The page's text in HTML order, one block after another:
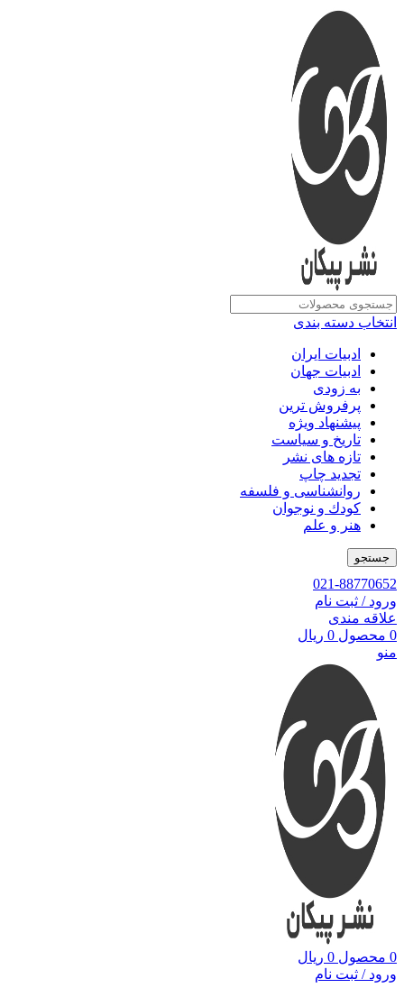
انتخاب دسته بندی
ادبیات ایران
ادبیات جهان
به زودی
پرفروش ترین
پیشنهاد ویژه
تاریخ و سیاست
تازه های نشر
تجدید چاپ
روانشناسی و فلسفه
کودك و نوجوان
هنر و علم
جستجو
021-88770652
ورود / ثبت نام
علاقه مندی
0 محصول 0 ریال
منو
0 محصول 0 ریال
ورود / ثبت نام